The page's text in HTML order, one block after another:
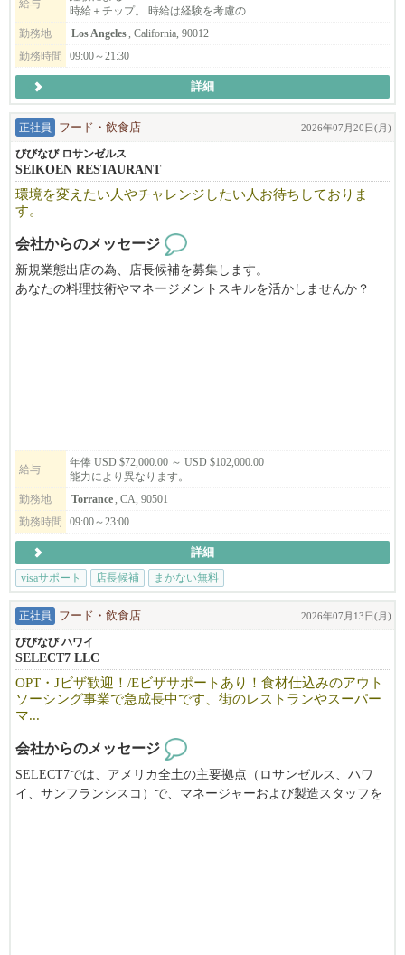
給与
時給＋チップ。 時給は経験を考慮の...
勤務地
Los Angeles , California, 90012
勤務時間
09:00～21:30
詳細
正社員 フード・飲食店 2026年07月20日(月)
びびなび ロサンゼルス
SEIKOEN RESTAURANT
環境を変えたい人やチャレンジしたい人お待ちしておりま
す。
会社からのメッセージ
新規業態出店の為、店長候補を募集します。
あなたの料理技術やマネージメントスキルを活かしませんか？
給与
年俸 USD $72,000.00 ～ USD $102,000.00
能力により異なります。
勤務地
Torrance, CA, 90501
勤務時間
09:00～23:00
詳細
visaサポート
店長候補 まかない無料
正社員 フード・飲食店 2026年07月13日(月)
びびなび ハワイ
SELECT7 LLC
OPT・Jビザ歓迎！/Eビザサポートあり！食材仕込みのアウト
ソーシング事業で急成長中です、街のレストランやスーパー
マ...
会社からのメッセージ
SELECT7では、アメリカ全土の主要拠点（ロサンゼルス、ハワ
イ、サンフランシスコ）で、マネージャーおよび製造スタッフを